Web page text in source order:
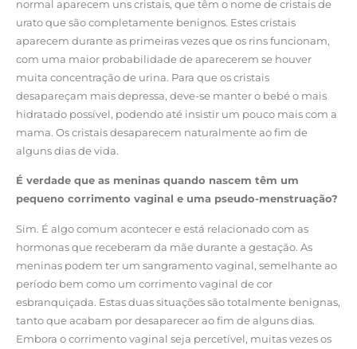
normal aparecem uns cristais, que têm o nome de cristais de
urato que são completamente benignos. Estes cristais
aparecem durante as primeiras vezes que os rins funcionam,
com uma maior probabilidade de aparecerem se houver
muita concentração de urina. Para que os cristais
desapareçam mais depressa, deve-se manter o bebé o mais
hidratado possível, podendo até insistir um pouco mais com a
mama. Os cristais desaparecem naturalmente ao fim de
alguns dias de vida.
É verdade que as meninas quando nascem têm um
pequeno corrimento vaginal e uma pseudo-menstruação?
Sim. É algo comum acontecer e está relacionado com as
hormonas que receberam da mãe durante a gestação. As
meninas podem ter um sangramento vaginal, semelhante ao
período bem como um corrimento vaginal de cor
esbranquiçada. Estas duas situações são totalmente benignas,
tanto que acabam por desaparecer ao fim de alguns dias.
Embora o corrimento vaginal seja percetível, muitas vezes os